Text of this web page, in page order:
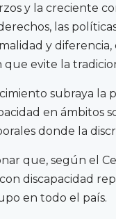
y la creciente
las
y
que evite la
subraya la
en ámbitos
donde la
que, según el
discapacidad
en todo el país.